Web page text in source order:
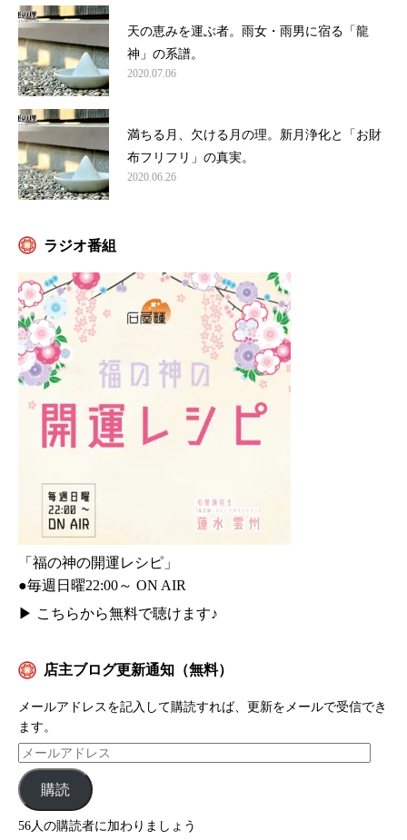
天の恵みを運ぶ者。雨女・雨男に宿る「龍
神」の系譜。
2020.07.06
満ちる月、欠ける月の理。新月浄化と「お財
布フリフリ」の真実。
2020.06.26
ラジオ番組
「福の神の開運レシピ」
●毎週日曜22:00～ ON AIR
▶ こちらから無料で聴けます♪
店主ブログ更新通知（無料）
メールアドレスを記入して購読すれば、更新をメールで受信でき
ます。
購読
56人の購読者に加わりましょう